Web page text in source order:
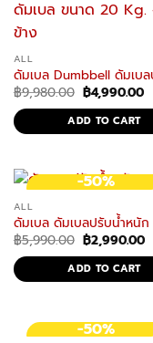
ALL
ดัมเบล Dumbbell ดัมเบ
฿9,980.00 Original
price
was:
฿9,980.00.
฿4,990.00
ADD TO CART
-50%
ALL
ดัมเบล ดัมเบลปรับน้ำหนั
฿5,990.00 Original
price
was:
฿5,990.00.
฿2,990.00
ADD TO CART
-50%